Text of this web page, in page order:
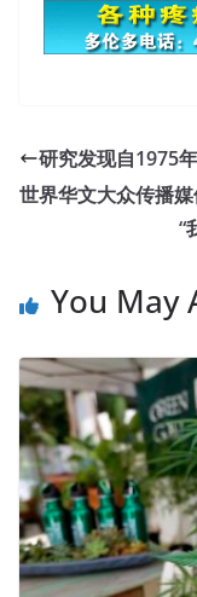
He knocked on the
not come back
not 70-533
small table in the
full of wine and
the time to go to
Questions And
school and found
s nestMicrosoft
stabbed splinters
hanging from the
http://
building materials,
研究发现自1975
世界华文大众传播
“
You May